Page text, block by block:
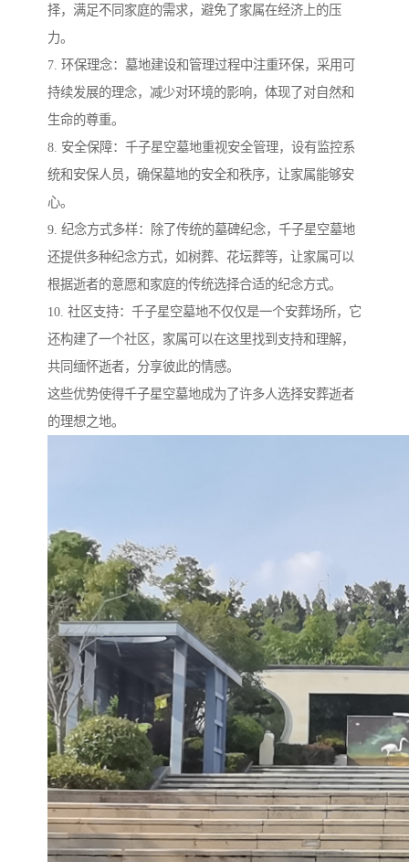
择，满足不同家庭的需求，避免了家属在经济上的压
力。
7. 环保理念：墓地建设和管理过程中注重环保，采用可
持续发展的理念，减少对环境的影响，体现了对自然和
生命的尊重。
8. 安全保障：千子星空墓地重视安全管理，设有监控系
统和安保人员，确保墓地的安全和秩序，让家属能够安
心。
9. 纪念方式多样：除了传统的墓碑纪念，千子星空墓地
还提供多种纪念方式，如树葬、花坛葬等，让家属可以
根据逝者的意愿和家庭的传统选择合适的纪念方式。
10. 社区支持：千子星空墓地不仅仅是一个安葬场所，它
还构建了一个社区，家属可以在这里找到支持和理解，
共同缅怀逝者，分享彼此的情感。
这些优势使得千子星空墓地成为了许多人选择安葬逝者
的理想之地。